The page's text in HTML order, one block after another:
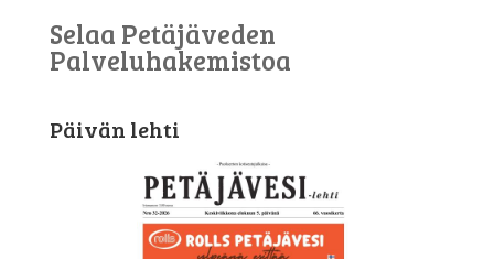
Selaa Petäjäveden
Palveluhakemistoa
Päivän lehti